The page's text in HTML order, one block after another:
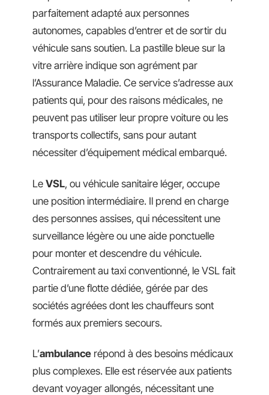
parfaitement adapté aux personnes
autonomes, capables d’entrer et de sortir du
véhicule sans soutien. La pastille bleue sur la
vitre arrière indique son agrément par
l’Assurance Maladie. Ce service s’adresse aux
patients qui, pour des raisons médicales, ne
peuvent pas utiliser leur propre voiture ou les
transports collectifs, sans pour autant
nécessiter d’équipement médical embarqué.
Le VSL, ou véhicule sanitaire léger, occupe
une position intermédiaire. Il prend en charge
des personnes assises, qui nécessitent une
surveillance légère ou une aide ponctuelle
pour monter et descendre du véhicule.
Contrairement au taxi conventionné, le VSL fait
partie d’une flotte dédiée, gérée par des
sociétés agréées dont les chauffeurs sont
formés aux premiers secours.
L’ambulance répond à des besoins médicaux
plus complexes. Elle est réservée aux patients
devant voyager allongés, nécessitant une